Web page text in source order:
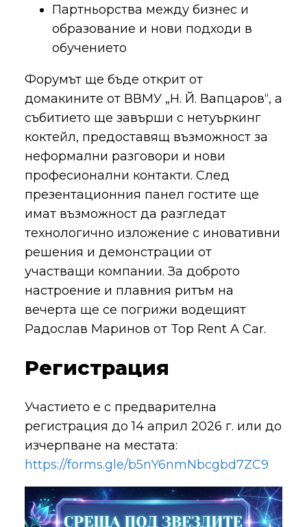
Партньорства между бизнес и
образование и нови подходи в
обучението
Форумът ще бъде открит от
домакините от ВВМУ „Н. Й. Вапцаров“, а
събитието ще завърши с нетуъркинг
коктейл, предоставящ възможност за
неформални разговори и нови
професионални контакти. След
презентационния панел гостите ще
имат възможност да разгледат
технологично изложение с иновативни
решения и демонстрации от
участващи компании. За доброто
настроение и плавния ритъм на
вечерта ще се погрижи водещият
Радослав Маринов от Top Rent A Car.
Регистрация
Участието е с предварителна
регистрация до 14 април 2026 г. или до
изчерпване на местата:
https://forms.gle/b5nY6nmNbcgbd7ZC9